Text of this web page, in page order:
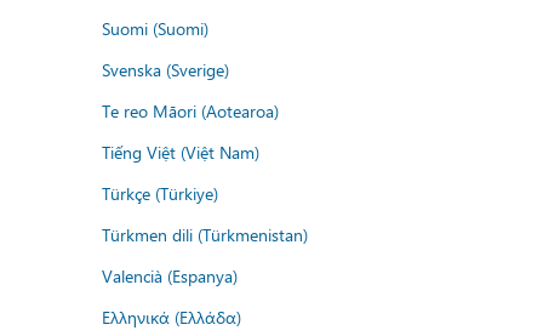
Suomi (Suomi)
Svenska (Sverige)
Te reo Māori (Aotearoa)
Tiếng Việt (Việt Nam)
Türkçe (Türkiye)
Türkmen dili (Türkmenistan)
Valencià (Espanya)
Ελληνικά (Ελλάδα)